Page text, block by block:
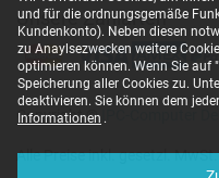
und für die ordnungsgemäße
Kundenkonto). Neben diesen
zu Anaylsezwecken weitere
optimieren können. Wenn Sie auf
Speicherung aller Cookies zu.
deaktivieren. Sie können dem
Informationen .
Unsere Zahlarten
Copyright ©
Alle Preise inkl. gesetzl.